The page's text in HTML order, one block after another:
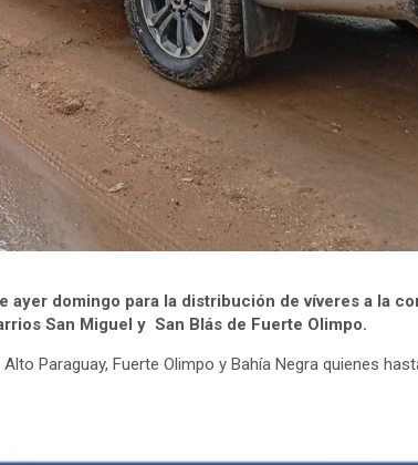
domingo para la distribución de víveres a la
San Miguel y San Blás de Fuerte Olimpo.
Paraguay, Fuerte Olimpo y Bahía Negra quienes